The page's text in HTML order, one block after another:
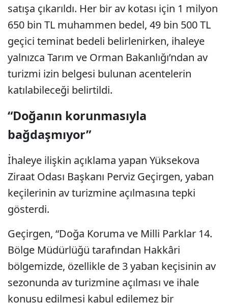
satışa çıkarıldı. Her bir av kotası için 1 milyon
650 bin TL muhammen bedel, 49 bin 500 TL
geçici teminat bedeli belirlenirken, ihaleye
yalnızca Tarım ve Orman Bakanlığı’ndan av
turizmi izin belgesi bulunan acentelerin
katılabileceği belirtildi.
“Doğanın korunmasıyla
bağdaşmıyor”
İhaleye ilişkin açıklama yapan Yüksekova
Ziraat Odası Başkanı Perviz Geçirgen, yaban
keçilerinin av turizmine açılmasına tepki
gösterdi.
Geçirgen, “Doğa Koruma ve Milli Parklar 14.
Bölge Müdürlüğü tarafından Hakkâri
bölgemizde, özellikle de 3 yaban keçisinin av
sezonunda av turizmine açılması ve ihale
konusu edilmesi kabul edilemez bir